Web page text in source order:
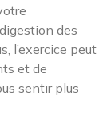
des
l’exercice peut
et de
sentir plus